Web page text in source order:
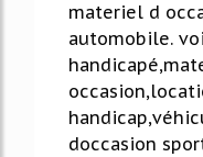
materiel d
automobile.
doccasion